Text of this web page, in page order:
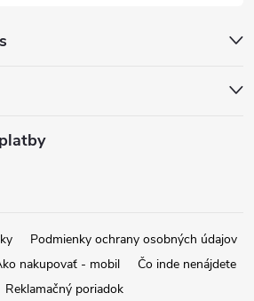
Podmienky ochrany osobných údajov
nakupovať - mobil
Čo inde nenájdete
Reklamačný poriadok